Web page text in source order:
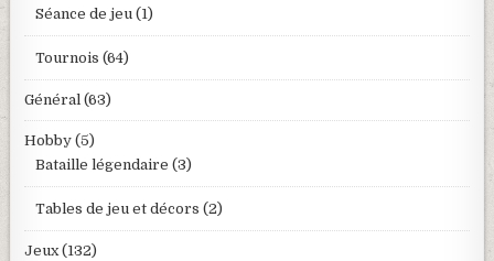
Séance de jeu (1)
Tournois (64)
Général (63)
Hobby (5)
Bataille légendaire (3)
Tables de jeu et décors (2)
Jeux(132)